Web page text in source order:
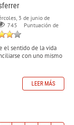
3 de junio de
745
Puntuación de
el sentido de la vida
con uno mismo
LEER MÁS